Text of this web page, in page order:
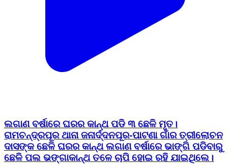
ଲଗାଣ ବର୍ଷାରେ ଘରର କାନ୍ଥ ପଡି ୩ ଛେଳି ମୃତ।
ରାମଚନ୍ଦ୍ରପୂର ଥାନା ଜନାର୍ଦ୍ଦନପୂର‐ପାଟଣା ଗାଁର ତ୍ରୀଲୋଚନ
ଦାସଙ୍କ ଛେଳି ଘରର କାନ୍ଥ ଲଗାଣ ବର୍ଷାରେ ଭାଙ୍ଗି ପଡିବାରୁ
ଛେଳି ପଲ ଭଙ୍ଗାକାନ୍ଥ ତଳେ ଚାପି ହୋଇ ରହି ଯାଇଥିଲେ।